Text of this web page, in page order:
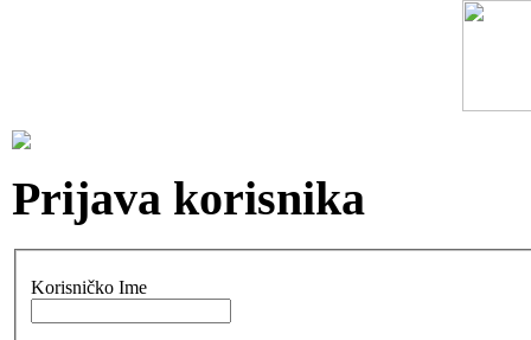
Prijava korisnika
Korisničko Ime